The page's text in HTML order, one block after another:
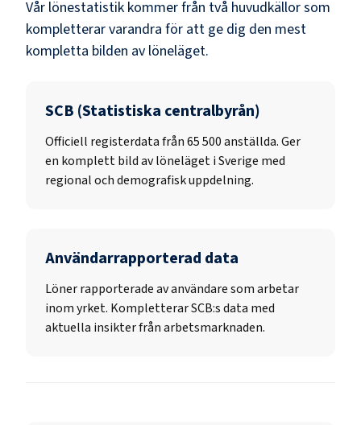
Vår lönestatistik kommer från två huvudkällor som
kompletterar varandra för att ge dig den mest
kompletta bilden av löneläget.
SCB (Statistiska centralbyrån)
Officiell registerdata från65 500anställda. Ger
en komplett bild av löneläget i Sverige med
regional och demografisk uppdelning.
Användarrapporterad data
Löner rapporterade av användare som arbetar
inom yrket. Kompletterar SCB:s data med
aktuella insikter från arbetsmarknaden.